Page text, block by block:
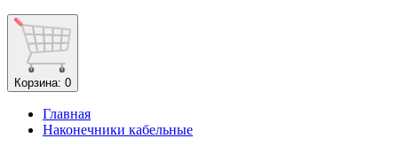
Корзина: 0
Главная
Наконечники кабельные